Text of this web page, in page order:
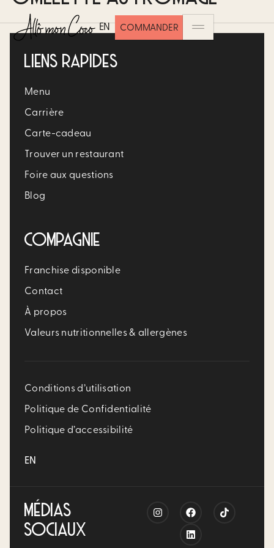
EN COMMANDER
LIENS RAPIDES
Menu
Carrière​
Carte-cadeau
Trouver un restaurant​
Foire aux questions
Blog
COMPAGNIE
Franchise disponible
Contact
À propos
Valeurs nutritionnelles & allergènes
Conditions d’utilisation
Politique de Confidentialité
Politique d’accessibilité
EN
MÉDIAS
SOCIAUX